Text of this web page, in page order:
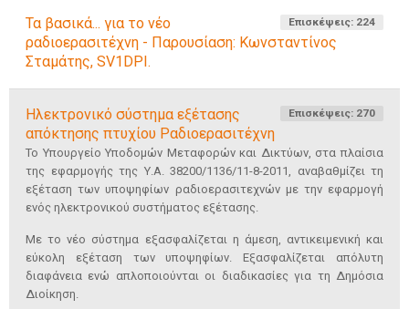
Επισκέψεις: 224
Τα βασικά... για το νέο
ραδιοερασιτέχνη - Παρουσίαση: Κωνσταντίνος
Σταμάτης, SV1DPI.
Επισκέψεις: 270
Ηλεκτρονικό σύστημα εξέτασης
απόκτησης πτυχίου Ραδιοερασιτέχνη
Το Υπουργείο Υποδομών Μεταφορών και Δικτύων, στα πλαίσια
της εφαρμογής της Υ.Α. 38200/1136/11-8-2011, αναβαθμίζει τη
εξέταση των υποψηφίων ραδιοερασιτεχνών με την εφαρμογή
ενός ηλεκτρονικού συστήματος εξέτασης.
Με το νέο σύστημα εξασφαλίζεται η άμεση, αντικειμενική και
εύκολη εξέταση των υποψηφίων. Εξασφαλίζεται απόλυτη
διαφάνεια ενώ απλοποιούνται οι διαδικασίες για τη Δημόσια
Διοίκηση.